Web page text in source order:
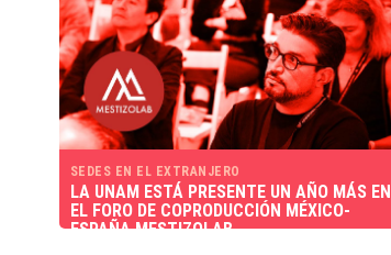
SEDES EN EL EXTRANJERO
LA UNAM ESTÁ PRESENTE UN AÑO MÁS EN
EL FORO DE COPRODUCCIÓN MÉXICO-
ESPAÑA MESTIZOLAB